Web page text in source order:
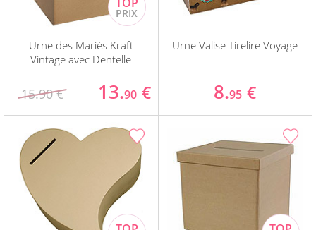
Urne des Mariés Kraft
Vintage avec Dentelle
15.90 € 13.90 €
Urne Valise Tirelire Voyage
8.95 €